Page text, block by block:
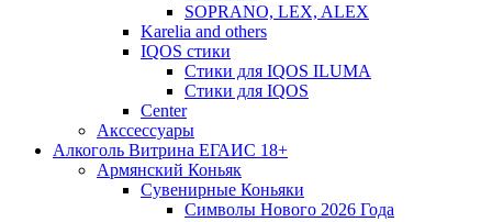
SOPRANO, LEX, ALEX
Karelia and others
IQOS стики
Стики для IQOS ILUMA
Стики для IQOS
Сenter
Акссессуары
Алкоголь Витрина ЕГАИС 18+
Армянский Коньяк
Сувенирные Коньяки
Символы Нового 2026 Года